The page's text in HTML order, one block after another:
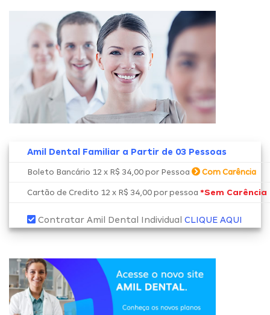
Amil Dental Familiar a Partir de 03 Pessoas
Boleto Bancário 12 x R$ 34,00 por Pessoa Com Carência
Cartão de Credito 12 x R$ 34,00 por pessoa *Sem Carência
Contratar Amil Dental Individual CLIQUE AQUI